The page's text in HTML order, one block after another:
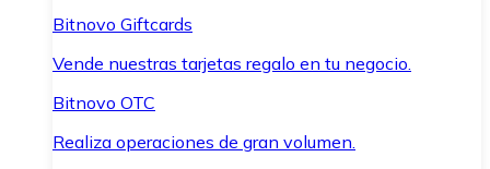
Bitnovo Giftcards
Vende nuestras tarjetas regalo en tu negocio.
Bitnovo OTC
Realiza operaciones de gran volumen.